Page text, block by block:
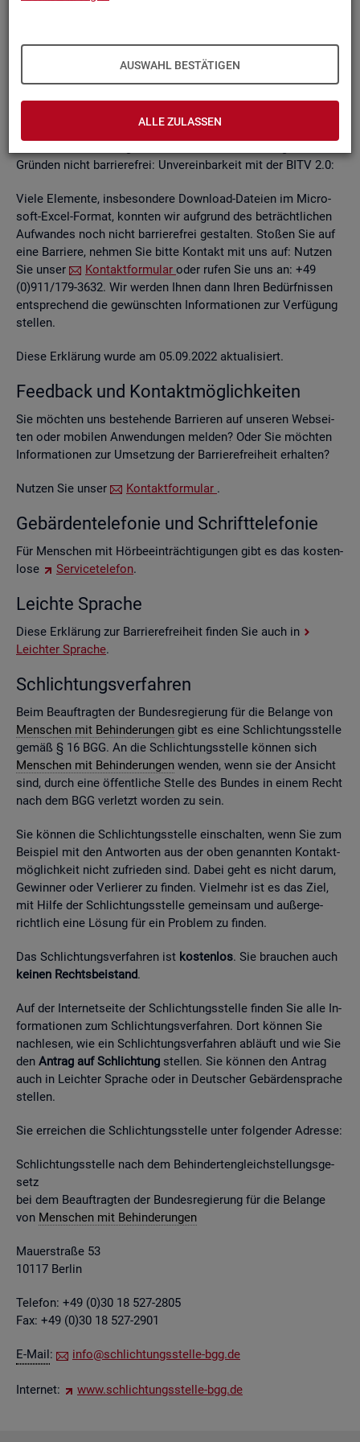
AUSWAHL BESTÄTIGEN
ALLE ZULASSEN
kon­ti­nu­ier­lich durch­ge­führt wer­den.
Die Web­sei­ten sind mit den ge­nann­ten An­for­de­run­gen teil­
Grün­den nicht bar­rie­re­frei: Un­ver­ein­bar­keit mit der BITV 2.0:
Viele Ele­men­te, ins­be­son­de­re Down­load-Da­tei­en im Mi­cro­
soft-Excel-For­mat, konn­ten wir auf­grund des be­trächt­li­chen
Auf­wan­des noch nicht bar­rie­re­frei ge­stal­ten. Sto­ßen Sie auf
eine Bar­rie­re, neh­men Sie bitte Kon­takt mit uns auf: Nut­zen
Sie unser
Kon­takt­for­mu­lar oder rufen Sie uns an: +49
(0)911/179-3632. Wir wer­den Ihnen dann Ihren Be­dürf­nis­sen
ent­spre­chend die ge­wünsch­ten In­for­ma­tio­nen zur Ver­fü­gung
stel­len.
Diese Er­klä­rung wurde am 05.09.2022 ak­tua­li­siert.
Feed­back und Kon­takt­mög­lich­kei­ten
Sie möch­ten uns be­stehen­de Bar­rie­ren auf un­se­ren Web­sei­
ten oder mo­bi­len An­wen­dun­gen mel­den? Oder Sie möch­ten
In­for­ma­tio­nen zur Um­set­zung der Bar­rie­re­frei­heit er­hal­ten?
Nut­zen Sie unser Kon­takt­for­mu­lar .
Ge­bär­den­te­le­fo­nie und Schrift­te­le­fo­nie
Für Men­schen mit Hör­be­ein­träch­ti­gun­gen gibt es das kos­ten­
lo­se
Ser­vice­te­le­fon.
Leich­te Spra­che
Diese Er­klä­rung zur Bar­rie­re­frei­heit fin­den Sie auch in
Leich­ter Spra­che.
Schlich­tungs­ver­fah­ren
Beim Be­auf­trag­ten der Bun­des­re­gie­rung für die Be­lan­ge von
Men­schen mit Be­hin­de­run­gen gibt es eine Schlich­tungs­stel­le
gemäß § 16 BGG. An die Schlich­tungs­stel­le kön­nen sich
Men­schen mit Be­hin­de­run­gen wen­den, wenn sie der An­sicht
sind, durch eine öf­fent­li­che Stel­le des Bun­des in einem Recht
nach dem BGG ver­letzt wor­den zu sein.
Sie kön­nen die Schlich­tungs­stel­le ein­schal­ten, wenn Sie zum
Bei­spiel mit den Ant­wor­ten aus der oben ge­nann­ten Kon­takt­
mög­lich­keit nicht zu­frie­den sind. Dabei geht es nicht darum,
Ge­win­ner oder Ver­lie­rer zu fin­den. Viel­mehr ist es das Ziel,
mit Hilfe der Schlich­tungs­stel­le ge­mein­sam und au­ßer­ge­
richt­lich eine Lö­sung für ein Pro­blem zu fin­den.
Das Schlich­tungs­ver­fah­ren ist kos­ten­los. Sie brau­chen auch
kei­nen Rechts­bei­stand.
Auf der In­ter­net­sei­te der Schlich­tungs­stel­le fin­den Sie alle In­
for­ma­tio­nen zum Schlich­tungs­ver­fah­ren. Dort kön­nen Sie
nach­le­sen, wie ein Schlich­tungs­ver­fah­ren ab­läuft und wie Sie
den An­trag auf Schlich­tung stel­len. Sie kön­nen den An­trag
auch in Leich­ter Spra­che oder in Deut­scher Ge­bär­den­spra­che
stel­len.
Sie er­rei­chen die Schlich­tungs­stel­le unter fol­gen­der Adres­se:
Schlich­tungs­stel­le nach dem Be­hin­der­ten­gleich­stel­lungs­ge­
setz
bei dem Be­auf­trag­ten der Bun­des­re­gie­rung für die Be­lan­ge
von Men­schen mit Be­hin­de­run­gen
Mau­er­stra­ße 53
10117 Ber­lin
Te­le­fon: +49 (0)30 18 527-2805
Fax: +49 (0)30 18 527-2901
E-Mail: info@​sch​lich​tung​sste​lle-​bgg.​de
In­ter­net: www.​sch​lich​tung​sste​lle-​bgg.​de